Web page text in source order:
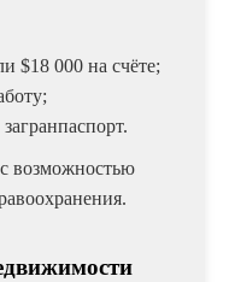
$18 000 на счёте;
возможностью